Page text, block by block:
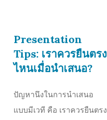
Presentation
Tips: เราควรยืนตรง
ไหนเมื่อนำเสนอ?
ปัญหานึงในการนำเสนอ
แบบมีเวที คือ เราควรยืนตรง